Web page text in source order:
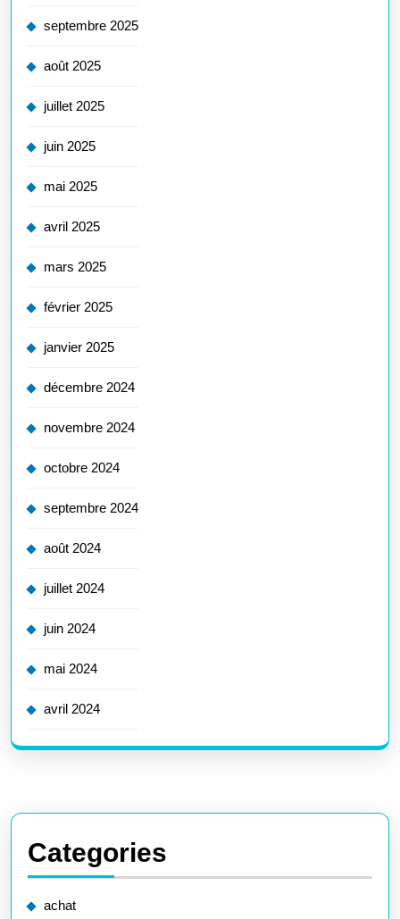
septembre 2025
août 2025
juillet 2025
juin 2025
mai 2025
avril 2025
mars 2025
février 2025
janvier 2025
décembre 2024
novembre 2024
octobre 2024
septembre 2024
août 2024
juillet 2024
juin 2024
mai 2024
avril 2024
Categories
achat